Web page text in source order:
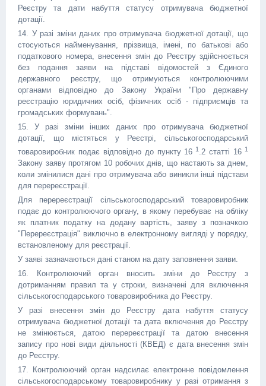
Реєстру та дати набуття статусу отримувача бюджетної
дотації.
14. У разі зміни даних про отримувача бюджетної дотації, що
стосуються найменування, прізвища, імені, по батькові або
податкового номера, внесення змін до Реєстру здійснюється
без подання заяви на підставі відомостей з Єдиного
державного реєстру, що отримуються контролюючими
органами відповідно до Закону України "Про державну
реєстрацію юридичних осіб, фізичних осіб - підприємців та
громадських формувань".
15. У разі зміни інших даних про отримувача бюджетної
дотації, що містяться у Реєстрі, сільськогосподарський
товаровиробник подає відповідно до пункту 16 1 .2 статті 16 1
Закону заяву протягом 10 робочих днів, що настають за днем,
коли змінилися дані про отримувача або виникли інші підстави
для перереєстрації.
Для перереєстрації сільськогосподарський товаровиробник
подає до контролюючого органу, в якому перебуває на обліку
як платник податку на додану вартість, заяву з позначкою
"Перереєстрація" виключно в електронному вигляді у порядку,
встановленому для реєстрації.
У заяві зазначаються дані станом на дату заповнення заяви.
16. Контролюючий орган вносить зміни до Реєстру з
дотриманням правил та у строки, визначені для включення
сільськогосподарського товаровиробника до Реєстру.
У разі внесення змін до Реєстру дата набуття статусу
отримувача бюджетної дотації та дата включення до Реєстру
не змінюється, датою перереєстрації та датою внесення
запису про нові види діяльності (КВЕД) є дата внесення змін
до Реєстру.
17. Контролюючий орган надсилає електронне повідомлення
сільськогосподарському товаровиробнику у разі отримання з